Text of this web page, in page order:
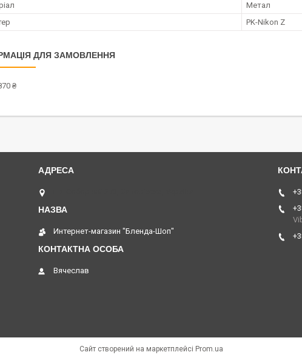
Метал
PK-Nikon Z
ДЛЯ ЗАМОВЛЕННЯ
₴
Интернет-магазин "Бленда-Шоп"
Вячеслав
Сайт створений на маркетплейсі Prom.ua